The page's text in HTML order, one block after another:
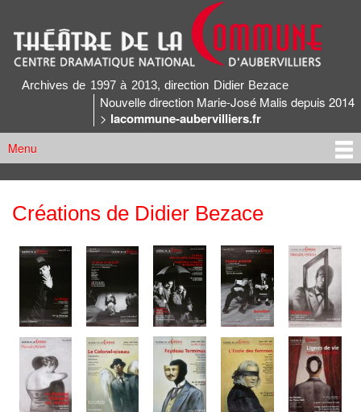
principal
Archives du Théâtre de la Commune
Archives de 1997 à 2013, direction Didier Bezace
Nouvelle direction Marie-José Malis depuis 2014
> lacommune-aubervilliers.fr
Menu principal
Menu
Vous êtes ici
Créations de Didier Bezace